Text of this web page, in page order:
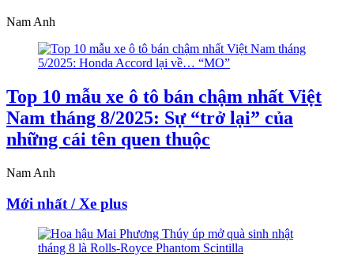
Nam Anh
Top 10 mẫu xe ô tô bán chậm nhất Việt
Nam tháng 8/2025: Sự “trở lại” của
những cái tên quen thuộc
Nam Anh
Mới nhất / Xe plus